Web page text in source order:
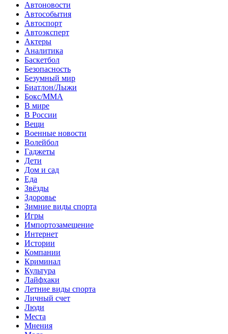
Автоновости
Автособытия
Автоспорт
Автоэксперт
Актеры
Аналитика
Баскетбол
Безопасность
Безумный мир
Биатлон/Лыжи
Бокс/MMA
В мире
В России
Вещи
Военные новости
Волейбол
Гаджеты
Дети
Дом и сад
Еда
Звёзды
Здоровье
Зимние виды спорта
Игры
Импортозамещение
Интернет
Истории
Компании
Криминал
Культура
Лайфхаки
Летние виды спорта
Личный счет
Люди
Места
Мнения